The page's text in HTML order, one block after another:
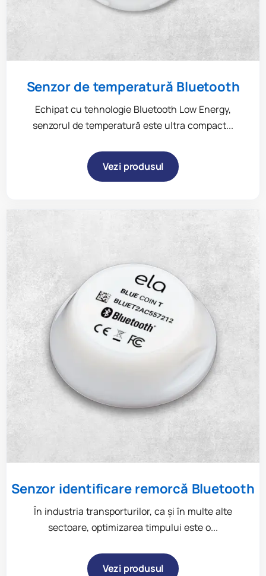
Senzor de temperatură Bluetooth
Echipat cu tehnologie Bluetooth Low Energy,
senzorul de temperatură este ultra compact...
Vezi produsul
Senzor identificare remorcă Bluetooth
În industria transporturilor, ca și în multe alte
sectoare, optimizarea timpului este o...
Vezi produsul